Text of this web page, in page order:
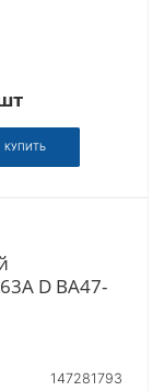
КУПИТЬ
D ВА47-
147281793